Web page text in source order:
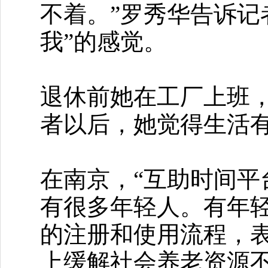
不着。”罗秀华告诉
我”的感觉。
退休前她在工厂上班
者以后，她觉得生活
在南京，“互助时间
有很多年轻人。有年
的注册和使用流程，
上缓解社会养老资源